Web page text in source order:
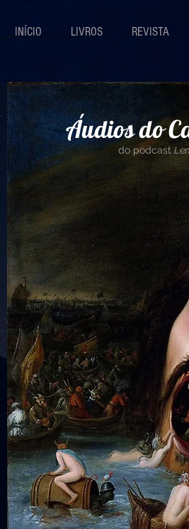
INÍCIO LIVROS REVISTA
Áudios do
do podcast